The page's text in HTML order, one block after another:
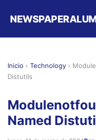
Inicio › Technology ›
Distutils
Named